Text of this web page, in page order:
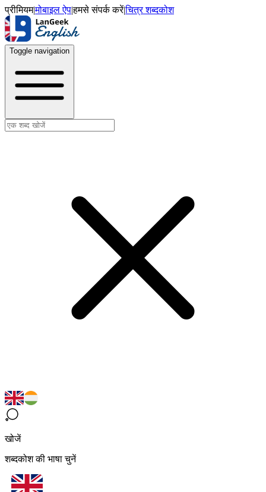
प्रीमियम|मोबाइल ऐप|हमसे संपर्क करें|चित्र शब्दकोश
Toggle navigation
खोजें
शब्दकोश की भाषा चुनें